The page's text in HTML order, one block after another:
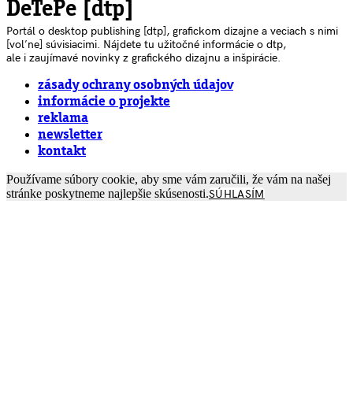
DeTePe [dtp]
Portál o desktop publishing [dtp], grafickom dizajne a veciach s nimi
[voľne] súvisiacimi. Nájdete tu užitočné informácie o dtp,
ale i zaujímavé novinky z grafického dizajnu a inšpirácie.
zásady ochrany osobných údajov
informácie o projekte
reklama
newsletter
kontakt
Používame súbory cookie, aby sme vám zaručili, že vám na našej
stránke poskytneme najlepšie skúsenosti.SÚHLASÍM